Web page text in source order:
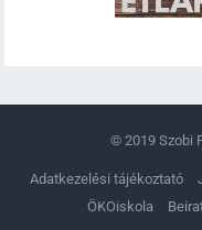
© 2019 Szobi
Adatkezelési tájékoztató
ÖKOiskola